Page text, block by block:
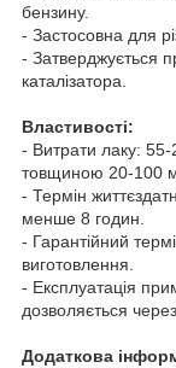
бензину.
- Застосовна для
- Затверджується
каталізатора.
Властивості:
- Витрати лаку:
товщиною 20-100
- Термін
менше 8 годин.
- Гарантійний
виготовлення.
- Експлуатація
дозволяється
Додаткова